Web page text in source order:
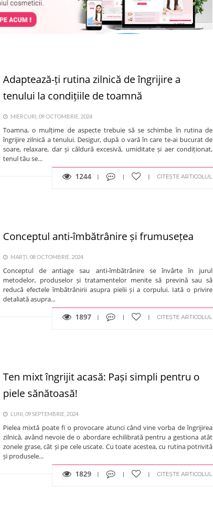
Adaptează-ți rutina zilnică de îngrijire a
tenului la condițiile de toamnă
MIERCURI, 09 OCTOMBRIE, 2024
Toamna, o mulțime de aspecte trebuie să se schimbe în rutina de
îngrijire zilnică a tenului. Desigur, după o vară în care te-ai bucurat de
soare, relaxare, dar și căldură excesivă, umiditate și aer condiționat,
tenul tău se...
CITEȘTE ARTICOLUL
1244
Conceptul anti-îmbătrânire și frumusețea
MARȚI, 08 OCTOMBRIE, 2024
Conceptul de antiage sau anti-îmbătrânire se învârte în jurul
metodelor, produselor și tratamentelor menite să prevină sau să
reducă efectele îmbătrânirii asupra pielii și a corpului. Iată o privire
detaliată asupra...
CITEȘTE ARTICOLUL
1897
Ten mixt îngrijit acasă: Pași simpli pentru o
piele sănătoasă!
LUNI, 09 SEPTEMBRIE, 2024
Pielea mixtă poate fi o provocare atunci când vine vorba de îngrijirea
zilnică, având nevoie de o abordare echilibrată pentru a gestiona atât
zonele grase, cât și pe cele uscate. Cu toate acestea, cu rutina potrivită
și produsele...
CITEȘTE ARTICOLUL
1829